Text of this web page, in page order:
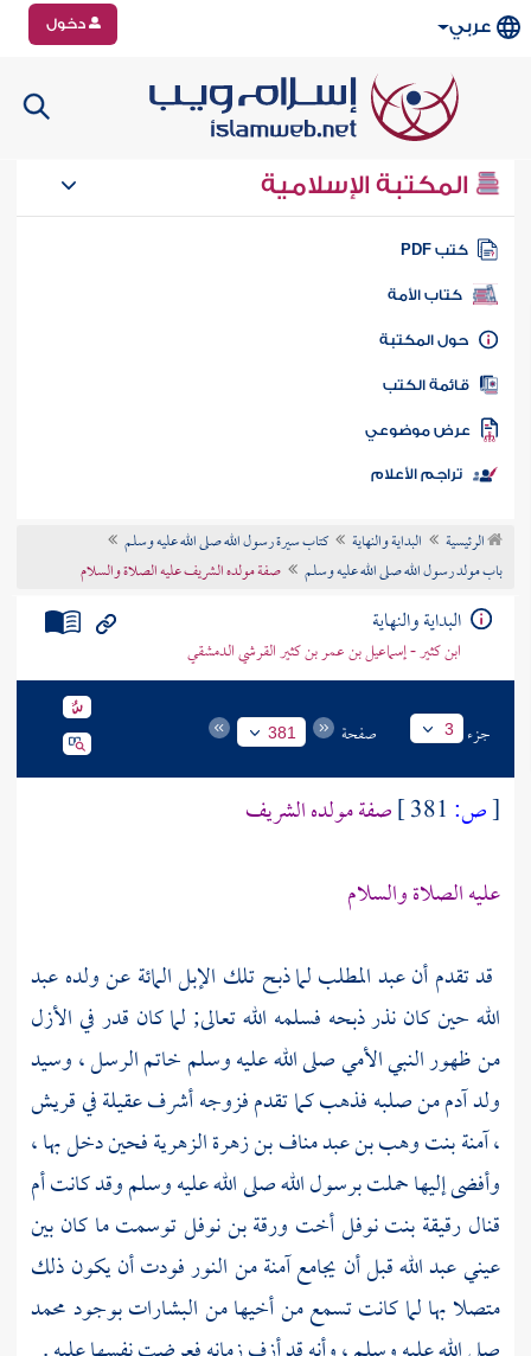
عربي دخول
المكتبة الإسلامية
كتب PDF
كتاب الأمة
المكتبة
الكتب
موضوعي
تراجم الأعلام
الرئيسية البداية والنهاية
كتاب سيرة رسول الله صلى الله عليه وسلم
باب مولد رسول الله صلى الله عليه وسلم
صفة مولده الشريف عليه الصلاة والسلام
البداية والنهاية
ابن كثير - إسماعيل بن عمر بن كثير القرشي الدمشقي
جزء 3 صفحة 381
[ص:
صفة مولده الشريف
عليه الصلاة والسلام
قد تقدم أنعبد المطلبلما ذبح تلك الإبل المائة عن ولدهعبد
اللهحين كان نذر ذبحه فسلمه الله تعالى; لما كان قدر في الأزل
من ظهور النبي الأمي صلى الله عليه وسلم خاتم الرسل ، وسيد
ولد آدم من صلبه فذهب كما تقدم فزوجه أشرف عقيلة فيقريش
،آمنة بنت وهب بن عبد مناف بن زهرة الزهريةفحين دخل بها ،
وأفضى إليها حملت برسول الله صلى الله عليه وسلم وقد كانتأم
قنال رقيقة بنت نوفل أخت ورقة بن نوفلتوسمت ما كان بين
عينيعبد اللهقبل أن يجامعآمنةمن النور فودت أن يكون ذلك
متصلا بها لما كانت تسمع من أخيها من البشارات بوجودمحمد